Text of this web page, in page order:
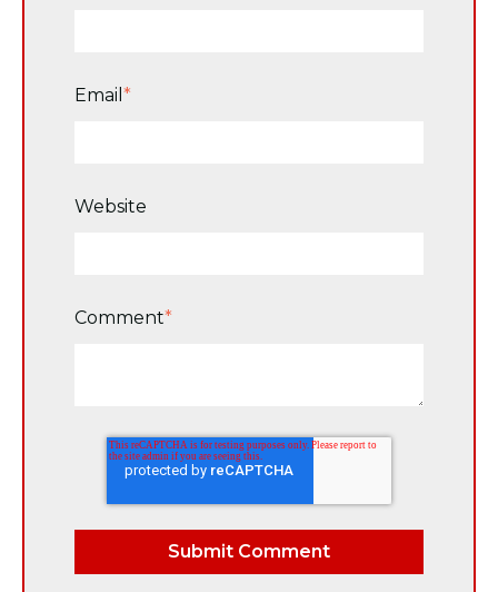
Email *
Website
Comment*